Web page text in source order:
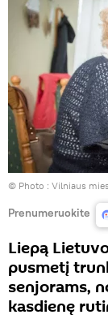
© Photo : Vilniaus
Prenumeruokite
Liepą
pusmetį
senjorams,
kasdienę